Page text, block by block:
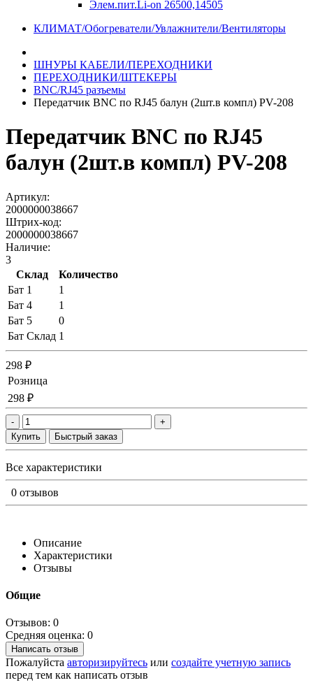
Элем.пит.Li-on 26500,14505
КЛИМАТ/Обогреватели/Увлажнители/Вентиляторы
ШНУРЫ КАБЕЛИ/ПЕРЕХОДНИКИ
ПЕРЕХОДНИКИ/ШТЕКЕРЫ
BNC/RJ45 разъемы
Передатчик BNC по RJ45 балун (2шт.в компл) PV-208
Передатчик BNC по RJ45
балун (2шт.в компл) PV-208
Артикул:
2000000038667
Штрих-код:
2000000038667
Наличие:
3
Склад
Количество
Бат 1
1
Бат 4
1
Бат 5
0
Бат Склад 1
298 ₽
Розница
298 ₽
-
+
Купить
Быстрый заказ
Все характеристики
0 отзывов
Описание
Характеристики
Отзывы
Общие
Отзывов: 0
Средняя оценка: 0
Написать отзыв
Пожалуйста авторизируйтесь или создайте учетную запись
перед тем как написать отзыв